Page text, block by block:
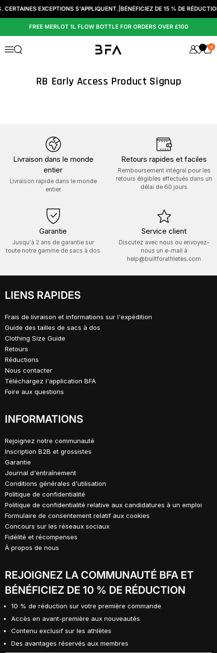
Passer au contenuEXCEPTIONS S'APPLIQUENT.|BÉNÉFICIEZ DE 15 % DE
FREE MERLOT 1L FLOW BOTTLE FOR ORDERS OVER £100
Menu
Ouvrir la fenêtre de recherche 0
RB Early Access Product Signup
Livraison dans le monde
entier
Livraison rapide dans le monde
entier
Retours rapides et faciles
Remboursement intégral pour les
retours éligibles effectués dans un
délai de 60 jours
Garantie
Jusqu'à 2 ans de garantie sur
toute notre gamme de sacs à dos
Service client
Discutez avec nous ou envoyez-
nous un e-mail à
help@builtforathletes.com
LIENS RAPIDES
Frais de livraison et informations sur l'expédition
Guide des tailles de sacs à dos
Clothing Size Guide
Retours
Réductions
Nous contacter
Téléchargez l'application BFA
Foire aux questions
INFORMATIONS
Rejoignez notre communauté
Inscription B2B et grossistes
Garantie
Journal d'entraînement
Conditions générales d'utilisation
Politique de confidentialité
Politique de confidentialité relative aux candidatures à un emploi
Formulaire de consentement relatif aux cookies
Concours sur les réseaux sociaux
Fidélité et récompenses
À propos de nous
REJOIGNEZ LA COMMUNAUTÉ BFA ET
BÉNÉFICIEZ DE 10 % DE RÉDUCTION
10 % de réduction sur votre première commande
Accès en avant-première aux nouveautés
Contenu exclusif sur les athlètes
Des avantages réservés aux membres